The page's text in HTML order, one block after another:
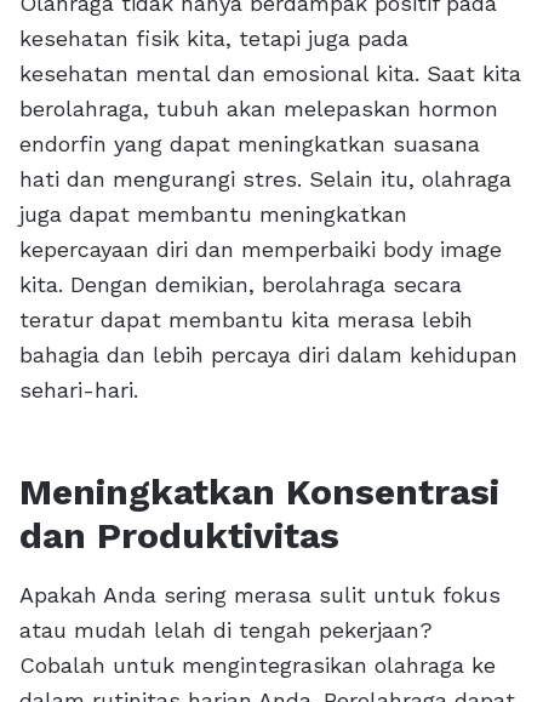
kesehatan fisik kita, tetapi juga pada
kesehatan mental dan emosional kita. Saat kita
berolahraga, tubuh akan melepaskan hormon
endorfin yang dapat meningkatkan suasana
hati dan mengurangi stres. Selain itu, olahraga
juga dapat membantu meningkatkan
kepercayaan diri dan memperbaiki body image
kita. Dengan demikian, berolahraga secara
teratur dapat membantu kita merasa lebih
bahagia dan lebih percaya diri dalam kehidupan
sehari-hari.
Meningkatkan Konsentrasi
dan Produktivitas
Apakah Anda sering merasa sulit untuk fokus
atau mudah lelah di tengah pekerjaan?
Cobalah untuk mengintegrasikan olahraga ke